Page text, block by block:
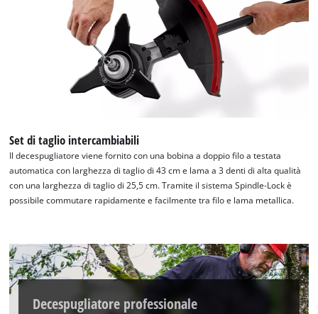
Abbiamo bisogno del vostro consenso
per caricare il servizio Google Maps !
This content is not permitted to load due
to trackers that are not disclosed to the
visitor. The website owner needs to setup
to the list of technologies used.
Powered by
Management Platform
Set di taglio intercambiabili
Il decespugliatore viene fornito con una bobina a doppio filo a testata
automatica con larghezza di taglio di 43 cm e lama a 3 denti di alta qualità
con una larghezza di taglio di 25,5 cm. Tramite il sistema Spindle-Lock è
possibile commutare rapidamente e facilmente tra filo e lama metallica.
Decespugliatore professionale